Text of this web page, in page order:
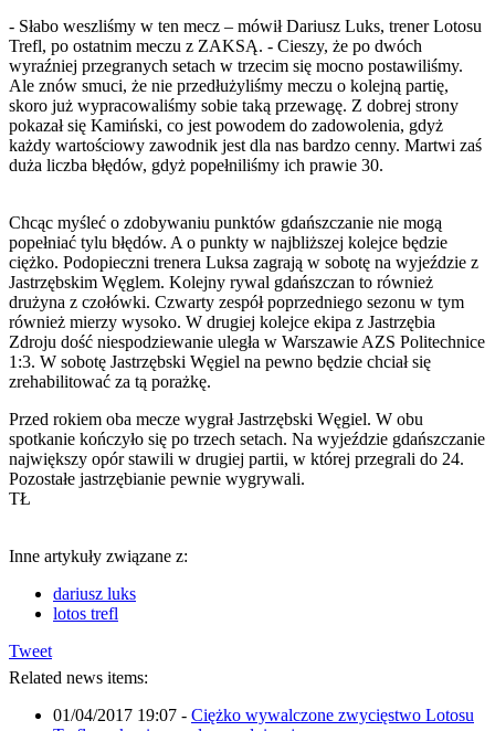
- Słabo weszliśmy w ten mecz – mówił Dariusz Luks, trener Lotosu
Trefl, po ostatnim meczu z ZAKSĄ. - Cieszy, że po dwóch
wyraźniej przegranych setach w trzecim się mocno postawiliśmy.
Ale znów smuci, że nie przedłużyliśmy meczu o kolejną partię,
skoro już wypracowaliśmy sobie taką przewagę. Z dobrej strony
pokazał się Kamiński, co jest powodem do zadowolenia, gdyż
każdy wartościowy zawodnik jest dla nas bardzo cenny. Martwi zaś
duża liczba błędów, gdyż popełniliśmy ich prawie 30.
Chcąc myśleć o zdobywaniu punktów gdańszczanie nie mogą
popełniać tylu błędów. A o punkty w najbliższej kolejce będzie
ciężko. Podopieczni trenera Luksa zagrają w sobotę na wyjeździe z
Jastrzębskim Węglem. Kolejny rywal gdańszczan to również
drużyna z czołówki. Czwarty zespół poprzedniego sezonu w tym
również mierzy wysoko. W drugiej kolejce ekipa z Jastrzębia
Zdroju dość niespodziewanie uległa w Warszawie AZS Politechnice
1:3. W sobotę Jastrzębski Węgiel na pewno będzie chciał się
zrehabilitować za tą porażkę.
Przed rokiem oba mecze wygrał Jastrzębski Węgiel. W obu
spotkanie kończyło się po trzech setach. Na wyjeździe gdańszczanie
największy opór stawili w drugiej partii, w której przegrali do 24.
Pozostałe jastrzębianie pewnie wygrywali.
TŁ
Inne artykuły związane z:
dariusz luks
lotos trefl
Tweet
Related news items:
01/04/2017 19:07 - Ciężko wywalczone zwycięstwo Lotosu